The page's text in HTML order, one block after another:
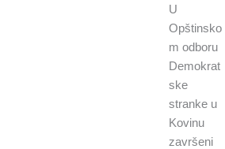
U
Opštinsko
m odboru
Demokrat
ske
stranke u
Kovinu
završeni